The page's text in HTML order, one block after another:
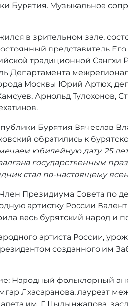
Бурятия. Музыкальное
в зрительном зале,
представитель
традиционной
Департамента
Москвы Юрий Артюх,
Арнольд Тулохонов,
Бурятия Вячеслав
обратились к
юбилейную дату. 25
государственным
стал по-настоящему
Президиума Совета по
артистку России
весь бурятский народ и
артиста России,
созданного им
Народный фольклорный
Лхасаранова, лауреат
им. Г. Цыдынжапова,